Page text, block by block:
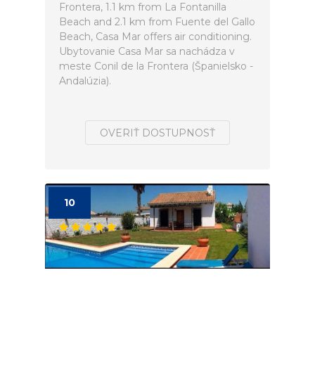
Frontera, 1.1 km from La Fontanilla
Beach and 2.1 km from Fuente del Gallo
Beach, Casa Mar offers air conditioning.
Ubytovanie Casa Mar sa nachádza v
meste Conil de la Frontera (Španielsko -
Andalúzia).
OVERIŤ DOSTUPNOSŤ
10